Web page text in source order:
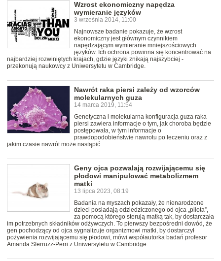
Wzrost ekonomiczny napędza
wymieranie języków
3 września 2014, 11:00
Najnowsze badanie pokazuje, że wzrost
ekonomiczny jest głównym czynnikiem
napędzającym wymieranie mniejszościowych
języków. Ich ochrona powinna się koncentrować na
najbardziej rozwiniętych krajach, gdzie języki znikają najszybciej -
przekonują naukowcy z Uniwersytetu w Cambridge.
Nawrót raka piersi zależy od wzorców
molekularnych guza
14 marca 2019, 11:54
Genetyczna i molekularna konfiguracja guza raka
piersi zawiera informacje o tym, jak choroba będzie
postępowała, w tym informacje o
prawdopodobieństwie nawrotu po leczeniu oraz z
jakim czasie nawrót może nastąpić.
Geny ojca pozwalają rozwijającemu się
płodowi manipulować metabolizmem
matki
13 lipca 2023, 08:19
Badania na myszach pokazały, że nienarodzone
dzieci posiadają odziedziczonego od ojca „pilota”,
za pomocą którego sterują matką tak, by dostarczała
im potrzebnych składników odżywczych. To pierwszy bezpośredni dowód, że
gen pochodzący od ojca sygnalizuje organizmowi matki, by dostarczył
pożywienia rozwijającemu się płodowi, mówi współautorka badań profesor
Amanda Sferruzz-Perri z Uniwersytetu w Cambridge.